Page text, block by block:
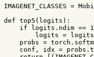
IMAGENET_CLASSES =
def top5 ( logits ):
if
logits . ndim == 1
logits = logits
probs = torch .
conf , idx = probs .